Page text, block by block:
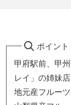
ポイント
甲府駅前、甲
レイ」の姉妹店
地元産フルー